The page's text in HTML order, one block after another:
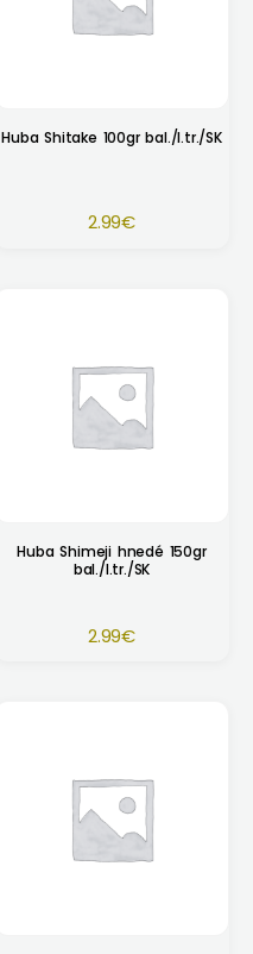
Huba Shitake 100gr bal./I.tr./SK
2.99€
Huba Shimeji hnedé 150gr
bal./I.tr./SK
2.99€